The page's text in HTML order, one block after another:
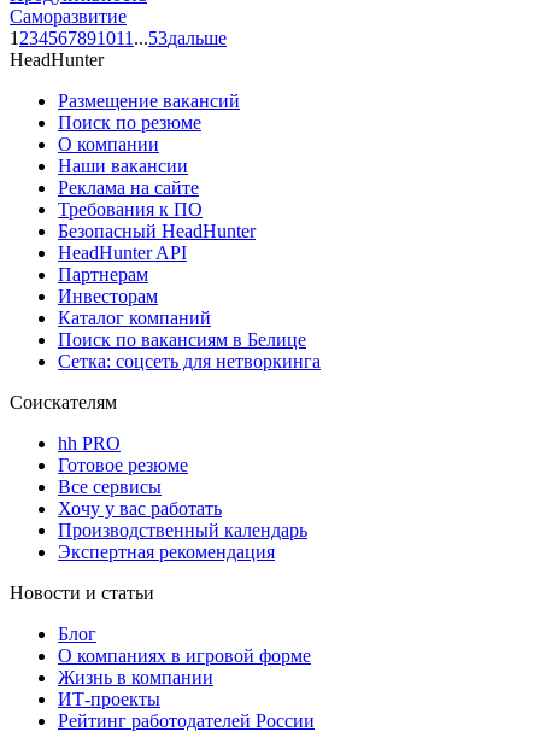
Саморазвитие
1 234567891011 ...53дальше
HeadHunter
Размещение вакансий
Поиск по резюме
О компании
Наши вакансии
Реклама на сайте
Требования к ПО
Безопасный HeadHunter
HeadHunter API
Партнерам
Инвесторам
Каталог компаний
Поиск по вакансиям в Белице
Сетка: соцсеть для нетворкинга
Соискателям
hh PRO
Готовое резюме
Все сервисы
Хочу у вас работать
Производственный календарь
Экспертная рекомендация
Новости и статьи
Блог
О компаниях в игровой форме
Жизнь в компании
ИТ-проекты
Рейтинг работодателей России